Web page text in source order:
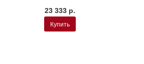
23 333 р.
Купить